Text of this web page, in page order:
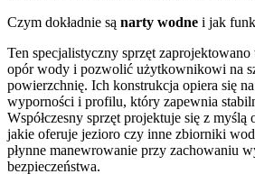
Czym dokładnie są narty wodne i jak
Ten specjalistyczny sprzęt
opór wody i pozwolić użytkownikowi na
powierzchnię. Ich konstrukcja opiera się
wyporności i profilu, który zapewnia
Współczesny sprzęt projektuje się z
jakie oferuje jezioro czy inne zbiorniki
płynne manewrowanie przy zachowaniu
bezpieczeństwa.